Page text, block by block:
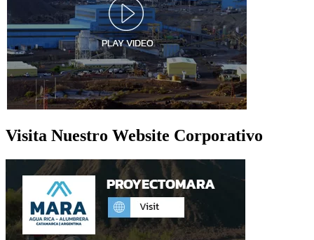
Visita Nuestro Website Corporativo